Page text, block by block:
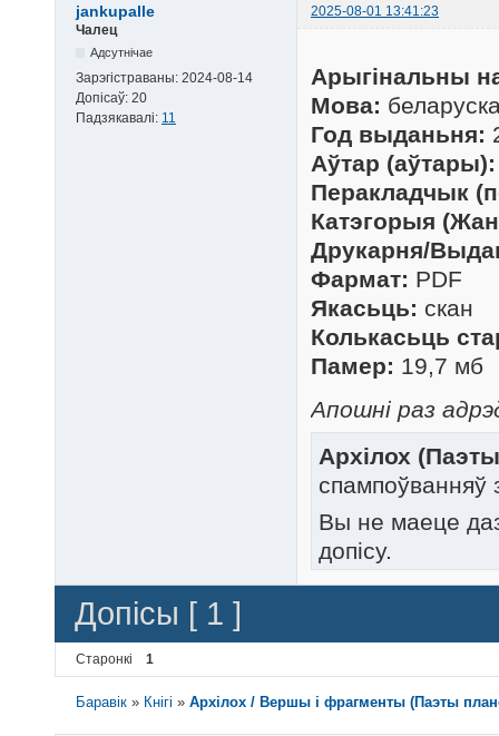
jankupalle
2025-08-01 13:41:23
Чалец
Адсутнічае
Зарэгістраваны: 2024-08-14
Допісаў: 20
Падзякавалі: 11
Арыгінальны
Мова:
Год выданьня:
Аўтар (аўтары):
Перакладчык
Катэгорыя
Друкарня/
Фармат: PDF
Якасьць: скан
Колькасьць
Памер: 19,7 мб
Апошні раз
Архілох
Вы не маеце
допісу.
Допісы [ 1 ]
Старонкі 1
Баравік » Кнігі »Архілох / Вершы і фрагменты (Паэты